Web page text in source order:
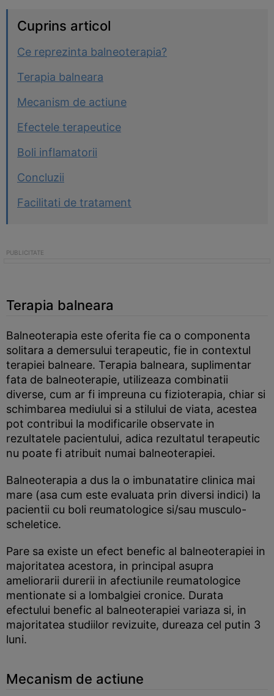
Cuprins articol
Ce reprezinta balneoterapia?
Terapia balneara
Mecanism de actiune
Efectele terapeutice
Boli inflamatorii
Concluzii
Facilitati de tratament
Terapia balneara
Balneoterapia este oferita fie ca o componenta
solitara a demersului terapeutic, fie in contextul
terapiei balneare. Terapia balneara, suplimentar
fata de balneoterapie, utilizeaza combinatii
diverse, cum ar fi impreuna cu fizioterapia, chiar si
schimbarea mediului si a stilului de viata, acestea
pot contribui la modificarile observate in
rezultatele pacientului, adica rezultatul terapeutic
nu poate fi atribuit numai balneoterapiei.
Balneoterapia a dus la o imbunatatire clinica mai
mare (asa cum este evaluata prin diversi indici) la
pacientii cu boli reumatologice si/sau musculo-
scheletice.
Pare sa existe un efect benefic al balneoterapiei in
majoritatea acestora, in principal asupra
ameliorarii durerii in afectiunile reumatologice
mentionate si a lombalgiei cronice. Durata
efectului benefic al balneoterapiei variaza si, in
majoritatea studiilor revizuite, dureaza cel putin 3
luni.
Mecanism de actiune